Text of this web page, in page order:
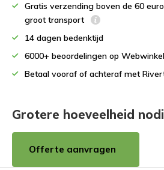
Gratis verzending boven de 60
groot transport
14 dagen bedenktijd
6000+ beoordelingen op
Betaal vooraf of achteraf met
Grotere hoeveelheid
Offerte aanvragen